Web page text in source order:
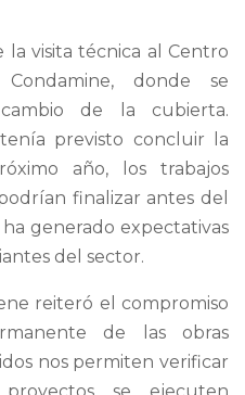
visita técnica al Centro
donde se
de la cubierta.
previsto concluir la
año, los trabajos
finalizar antes del
generado expectativas
del sector.
reiteró el compromiso
de las obras
nos permiten verificar